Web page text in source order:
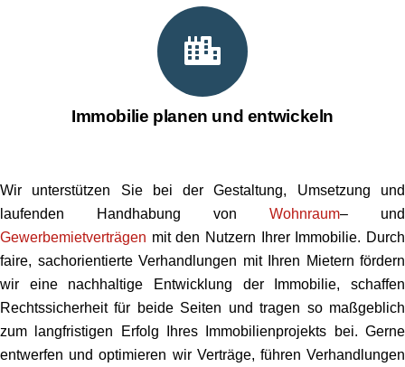
Immobilie planen und entwickeln
Wir unterstützen Sie bei der Gestaltung, Umsetzung und
laufenden Handhabung von Wohnraum– und
Gewerbemietverträgen mit den Nutzern Ihrer Immobilie. Durch
faire, sachorientierte Verhandlungen mit Ihren Mietern fördern
wir eine nachhaltige Entwicklung der Immobilie, schaffen
Rechtssicherheit für beide Seiten und tragen so maßgeblich
zum langfristigen Erfolg Ihres Immobilienprojekts bei. Gerne
entwerfen und optimieren wir Verträge, führen Verhandlungen